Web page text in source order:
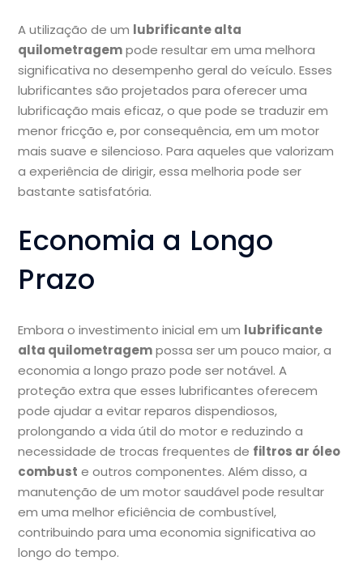
A utilização de um lubrificante alta
quilometragempode resultar em uma melhora
significativa no desempenho geral do veículo. Esses
lubrificantes são projetados para oferecer uma
lubrificação mais eficaz, o que pode se traduzir em
menor fricção e, por consequência, em um motor
mais suave e silencioso. Para aqueles que valorizam
a experiência de dirigir, essa melhoria pode ser
bastante satisfatória.
Economia a Longo
Prazo
Embora o investimento inicial em um lubrificante
alta quilometragempossa ser um pouco maior, a
economia a longo prazo pode ser notável. A
proteção extra que esses lubrificantes oferecem
pode ajudar a evitar reparos dispendiosos,
prolongando a vida útil do motor e reduzindo a
necessidade de trocas frequentes de filtros ar óleo
combust e outros componentes. Além disso, a
manutenção de um motor saudável pode resultar
em uma melhor eficiência de combustível,
contribuindo para uma economia significativa ao
longo do tempo.